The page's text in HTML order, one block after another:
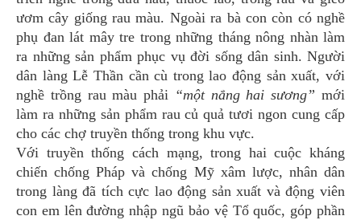
ươm cây giống rau màu. Ngoài ra bà con còn có nghề
phụ đan lát mây tre trong những tháng nông nhàn làm
ra những sản phẩm phục vụ đời sống dân sinh. Người
dân làng Lễ Thần cần cù trong lao động sản xuất, với
nghề trồng rau màu phải “một nắng hai sương” mới
làm ra những sản phẩm rau củ quả tươi ngon cung cấp
cho các chợ truyền thống trong khu vực.
Với truyền thống cách mạng, trong hai cuộc kháng
chiến chống Pháp và chống Mỹ xâm lược, nhân dân
trong làng đã tích cực lao động sản xuất và động viên
con em lên đường nhập ngũ bảo vệ Tổ quốc, góp phần